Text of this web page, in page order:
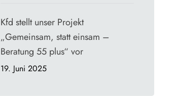
Kfd stellt unser Projekt
„Gemeinsam, statt einsam –
Beratung 55 plus“ vor
19. Juni 2025